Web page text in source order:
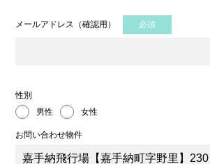
メールアドレス（確認用） 必須
性別
男性
女性
お問い合わせ物件